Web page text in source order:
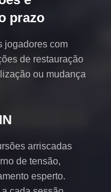
prazo
jogadores com
de restauração
ou mudança
arriscadas
de tensão,
esperto.